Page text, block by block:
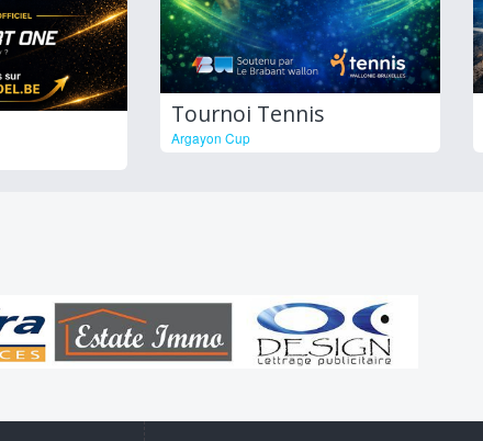
Tournoi Tennis
Argayon Cup